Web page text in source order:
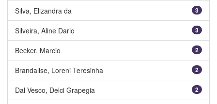
3
Silva, Elizandra da
3
Silveira, Aline Dario
2
Becker, Marcio
2
Brandalise, Loreni Teresinha
2
Dal Vesco, Delci Grapegia